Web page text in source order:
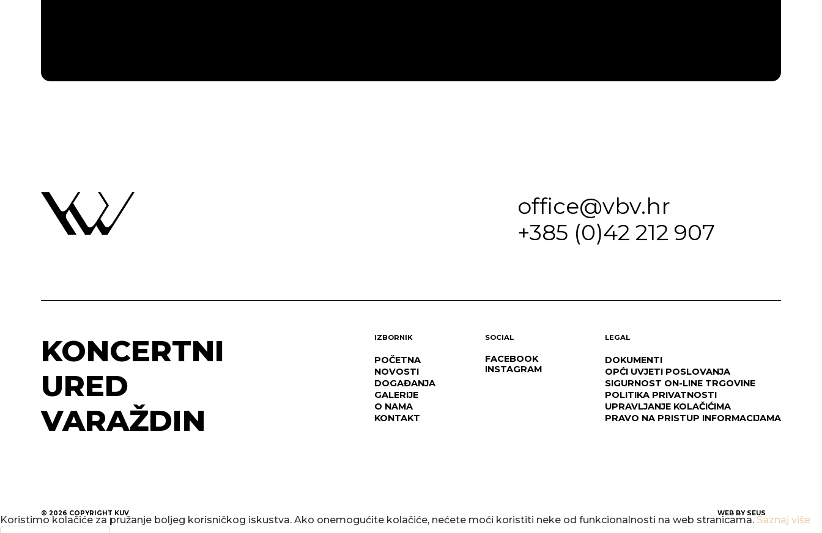
office@vbv.hr
+385 (0)42 212 907
KONCERTNI
URED
VARAŽDIN
IZBORNIK
POČETNA
NOVOSTI
DOGAĐANJA
GALERIJE
O NAMA
KONTAKT
SOCIAL
FACEBOOK
INSTAGRAM
LEGAL
DOKUMENTI
OPĆI UVJETI POSLOVANJA
SIGURNOST ON-LINE TRGOVINE
POLITIKA PRIVATNOSTI
UPRAVLJANJE KOLAČIĆIMA
PRAVO NA PRISTUP INFORMACIJAMA
© 2026 COPYRIGHT KUV WEB BY SEUS
Koristimo kolačiće za pružanje boljeg korisničkog iskustva. Ako onemogućite kolačiće, nećete moći koristiti neke od funkcionalnosti na web stranicama. Saznaj više